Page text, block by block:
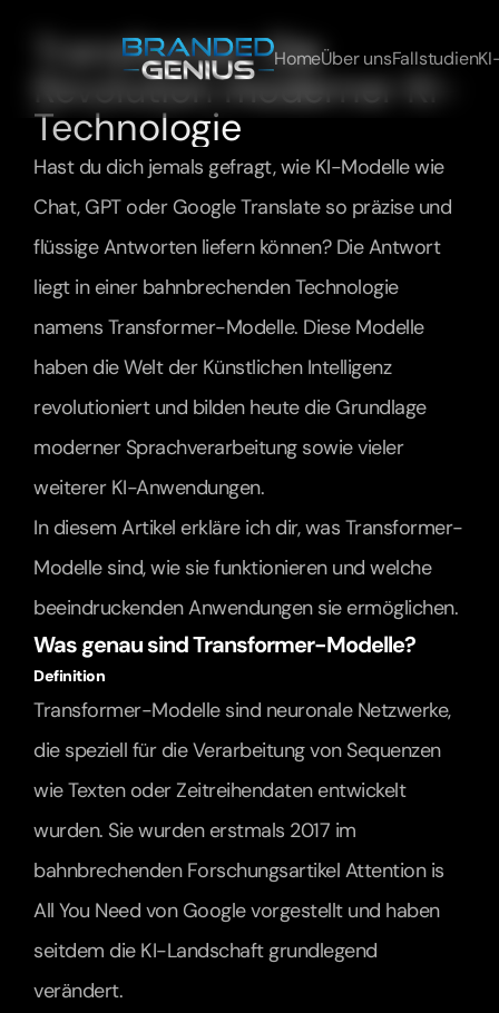
HomeÜber unsFallstudien
Transformer: Die
Revolution moderner KI-
Technologie
Hast du dich jemals gefragt, wie KI-Modelle wie
Chat, GPT oder Google Translate so präzise und
flüssige Antworten liefern können? Die Antwort
liegt in einer bahnbrechenden Technologie
namens Transformer-Modelle. Diese Modelle
haben die Welt der Künstlichen Intelligenz
revolutioniert und bilden heute die Grundlage
moderner Sprachverarbeitung sowie vieler
weiterer KI-Anwendungen.
In diesem Artikel erkläre ich dir, was Transformer-
Modelle sind, wie sie funktionieren und welche
beeindruckenden Anwendungen sie ermöglichen.
Was genau sind Transformer-Modelle?
Definition
Transformer-Modelle sind neuronale Netzwerke,
die speziell für die Verarbeitung von Sequenzen
wie Texten oder Zeitreihendaten entwickelt
wurden. Sie wurden erstmals 2017 im
bahnbrechenden Forschungsartikel Attention is
All You Need von Google vorgestellt und haben
seitdem die KI-Landschaft grundlegend
verändert.